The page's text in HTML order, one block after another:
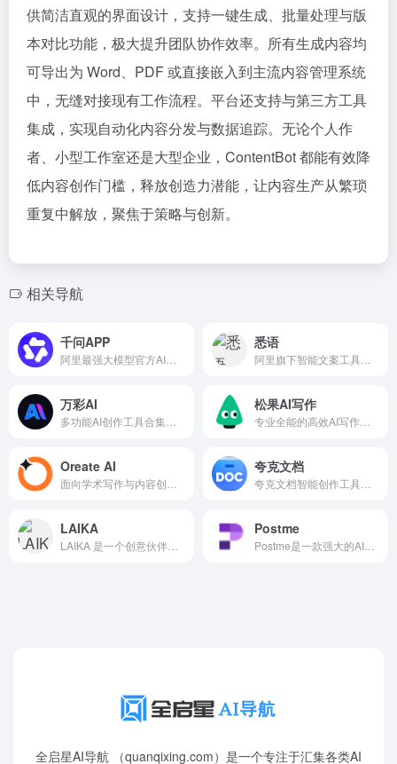
供简洁直观的界面设计，支持一键生成、批量处理与版
本对比功能，极大提升团队协作效率。所有生成内容均
可导出为 Word、PDF 或直接嵌入到主流内容管理系统
中，无缝对接现有工作流程。平台还支持与第三方工具
集成，实现自动化内容分发与数据追踪。无论个人作
者、小型工作室还是大型企业，ContentBot 都能有效降
低内容创作门槛，释放创造力潜能，让内容生产从繁琐
重复中解放，聚焦于策略与创新。
相关导航
千问APP 悉语
万彩AI 松果AI写作
Oreate AI 夸克文档
LAIKA Postme
全启星AI导航 （quanqixing.com）是一个专注于汇集各类AI